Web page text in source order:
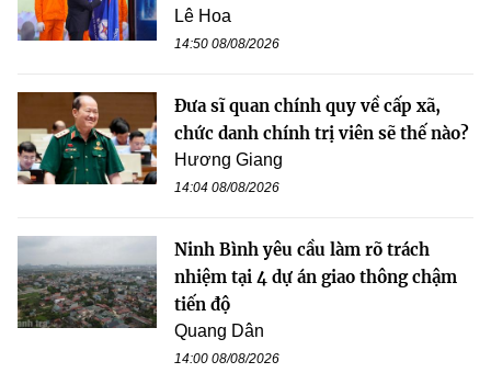
Lê Hoa
14:50 08/08/2026
Đưa sĩ quan chính quy về cấp xã,
chức danh chính trị viên sẽ thế nào?
Hương Giang
14:04 08/08/2026
Ninh Bình yêu cầu làm rõ trách
nhiệm tại 4 dự án giao thông chậm
tiến độ
Quang Dân
14:00 08/08/2026